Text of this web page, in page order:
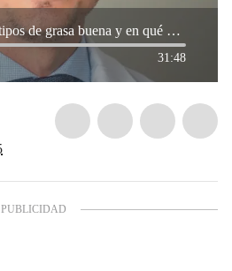
¿Cuáles son los tipos de grasa buena y en qué alimentos encontrarla? Experto lo explica
31:48